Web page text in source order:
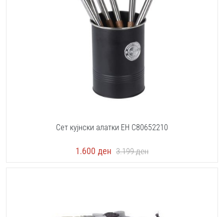
Сет кујнски алатки EH C80652210
1.600 ден 3.199ден